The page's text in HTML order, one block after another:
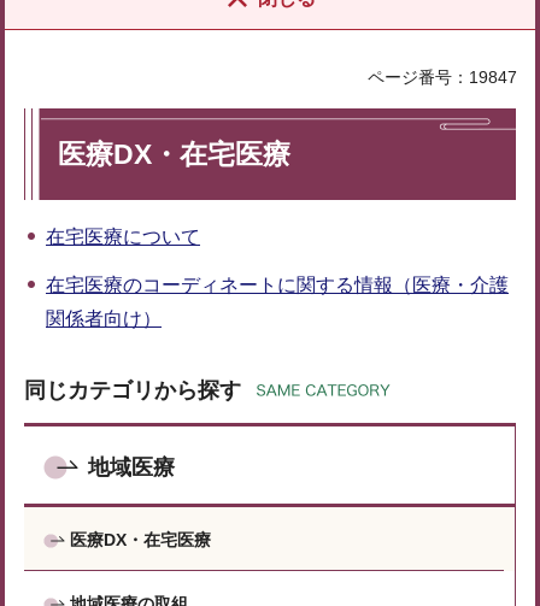
ページ番号：19847
医療DX・在宅医療
在宅医療について
在宅医療のコーディネートに関する情報（医療・介護
関係者向け）
同じカテゴリから探す
地域医療
医療DX・在宅医療